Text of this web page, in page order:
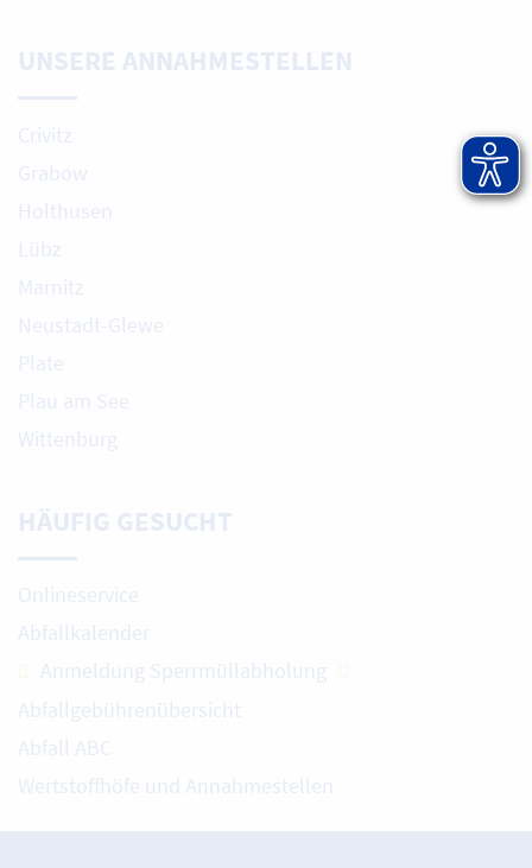
UNSERE ANNAHMESTELLEN
Crivitz
Grabow
Holthusen
Lübz
Marnitz
Neustadt-Glewe
Plate
Plau am See
Wittenburg
HÄUFIG GESUCHT
Onlineservice
Abfallkalender
Anmeldung Sperrmüllabholung
Abfallgebührenübersicht
Abfall ABC
Wertstoffhöfe und Annahmestellen